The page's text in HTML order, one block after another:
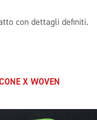
con dettagli definiti.
X WOVEN